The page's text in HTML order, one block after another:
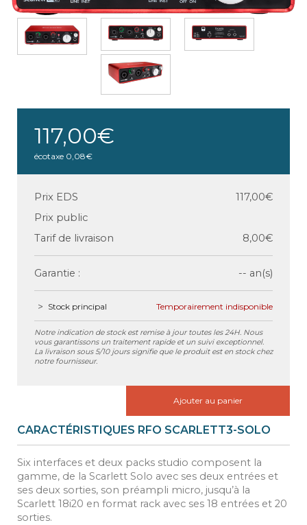
117,00€
écotaxe 0,08€
Prix EDS
117,00€
Prix public
Tarif de livraison
8,00€
Garantie : -- an(s)
Stock principal Temporairement indisponible
Notre indication de stock est remise à jour toutes les 24H. Nous
vous garantissons un traitement rapide et un suivi exceptionnel.
La livraison sous 5/10 jours signifie que le produit est en stock chez
notre fournisseur.
Ajouter au panier
CARACTÉRISTIQUES RFO SCARLETT3-SOLO
Six interfaces et deux packs studio composent la
gamme, de la Scarlett Solo avec ses deux entrées et
ses deux sorties, son préampli micro, jusqu’à la
Scarlett 18i20 en format rack avec ses 18 entrées et 20
sorties.